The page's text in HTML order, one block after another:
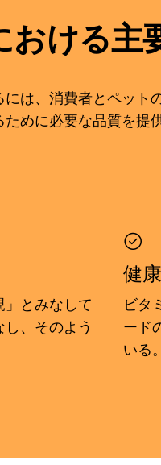
ける主
は、消費者とペット
めに必要な品質を提
とみなして
、そのよう
健
ビタ
ード
いる。